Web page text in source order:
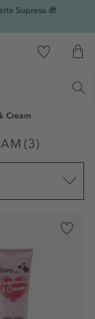
Supresa 🎁
Cream
(3)